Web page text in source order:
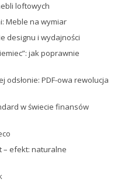
loftowych
Meble na wymiar
designu i wydajności
jak poprawnie
odsłonie: PDF-owa rewolucja
w świecie finansów
– efekt: naturalne